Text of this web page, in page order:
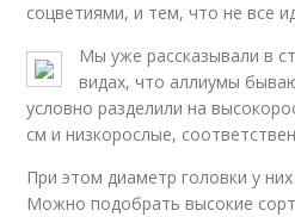
соцветиями, и тем, что не все
Мы уже рассказывали в
видах, что аллиумы
условно разделили на
см и низкорослые,
При этом диаметр головки у
Можно подобрать высокие